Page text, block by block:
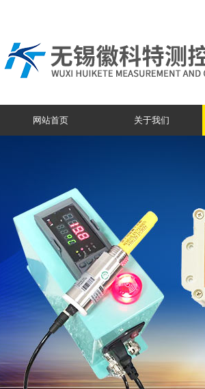
网站首页 关于我们